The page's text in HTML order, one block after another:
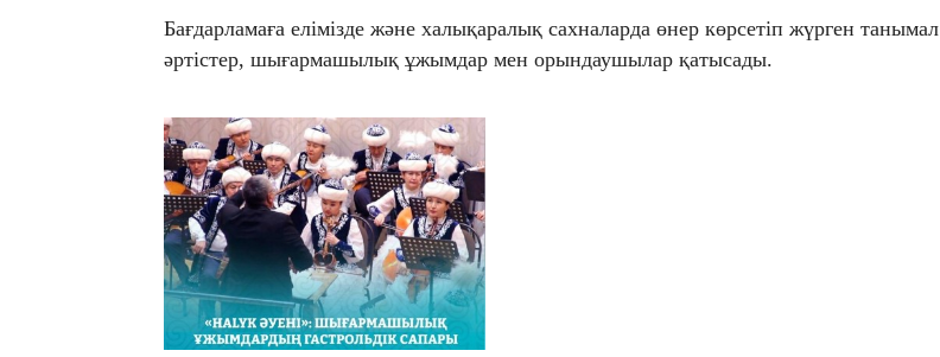
Бағдарламаға елімізде және халықаралық сахналарда өнер көрсетіп жүрген танымал
әртістер, шығармашылық ұжымдар мен орындаушылар қатысады.